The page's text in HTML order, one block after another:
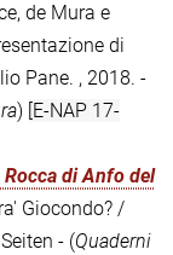
de Mura e
di
Pane. , 2018. -
) [E-NAP 17-
di Anfo del
Giocondo? /
- (Quaderni